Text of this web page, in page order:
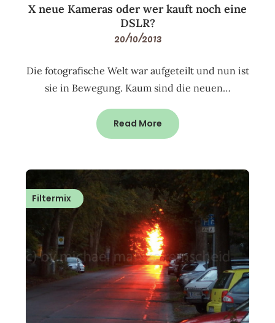
X neue Kameras oder wer kauft noch eine
DSLR?
20/10/2013
Die fotografische Welt war aufgeteilt und nun ist
sie in Bewegung. Kaum sind die neuen…
Read More
Filtermix